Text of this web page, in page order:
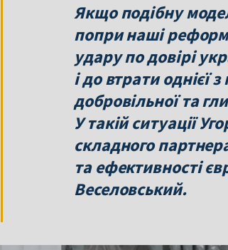
Якщо подібну
попри наші
удару по довірі
і до втрати
добровільної та
У такій ситуації
складного
та ефективності
Веселовський.